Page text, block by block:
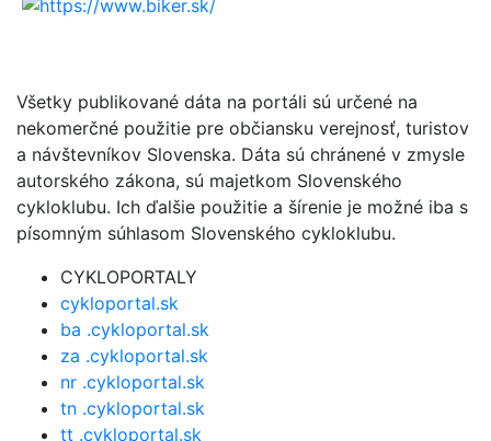
Všetky publikované dáta na portáli sú určené na
nekomerčné použitie pre občiansku verejnosť, turistov
a návštevníkov Slovenska. Dáta sú chránené v zmysle
autorského zákona, sú majetkom Slovenského
cykloklubu. Ich ďalšie použitie a šírenie je možné iba s
písomným súhlasom Slovenského cykloklubu.
CYKLOPORTALY
cykloportal.sk
ba .cykloportal.sk
za .cykloportal.sk
nr .cykloportal.sk
tn .cykloportal.sk
tt .cykloportal.sk